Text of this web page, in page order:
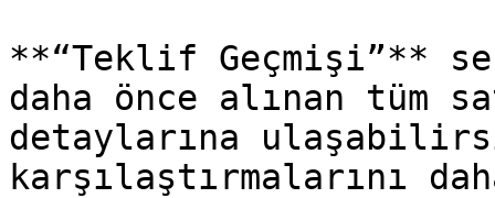
**“Teklif Geçmişi”**
daha önce alınan tüm
detaylarına
karşılaştırmalarını